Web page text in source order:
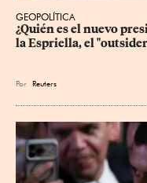
GEOPOLÍTICA
¿Quién es el nuevo
la Espriella, el
Por Reuters